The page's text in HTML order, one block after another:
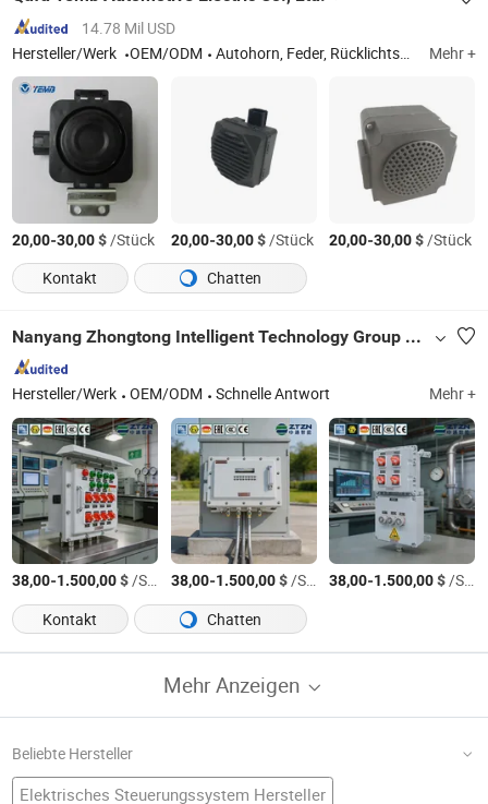
14.78 Mil USD
Hersteller/Werk
OEM/ODM Autohorn, Feder, Rücklichtschalter, Bremslichtschalter, Rückfahralarm, Avas, automatisches Startgerät, Autosprecher Mehr +
20,00-30,00$/Stück 20,00-30,00$/Stück 20,00-30,00$/Stück
Kontakt
Chatten
Nanyang Zhongtong Intelligent Technology Group Co., Ltd.
Hersteller/Werk OEM/ODM Schnelle Antwort Mehr +
38,00-1.500,00$/Stück 38,00-1.500,00$/Stück 38,00-1.500,00$/Stück
Kontakt
Chatten
Mehr Anzeigen
Beliebte Hersteller
Elektrisches Steuerungssystem Hersteller